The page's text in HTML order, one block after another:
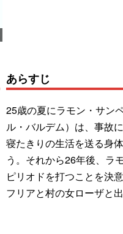
あらすじ
25歳の夏にラモン・サン
ル・バルデム）は、事故
寝たきりの生活を送る身
う。それから26年後、ラ
ピリオドを打つことを決
フリアと村の女ローザと